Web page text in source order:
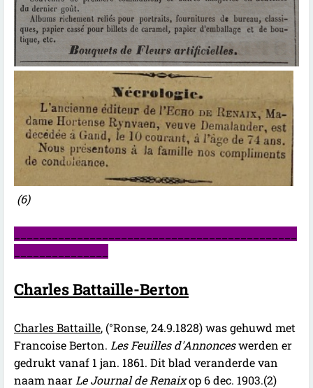
(6)
Charles Battaille-Berton
Charles Battaille, (°Ronse, 24.9.1828) was gehuwd met
Francoise Berton. Les Feuilles d'Annonceswerden er
gedrukt vanaf 1 jan. 1861. Dit blad veranderde van
naam naar Le Journal de Renaixop 6 dec. 1903.(2)